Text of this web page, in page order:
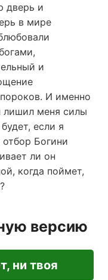
дверь и
в мире
и
И именно
лишил меня силы
если я
Богини
ли он
когда поймет,
версию
ни твоя